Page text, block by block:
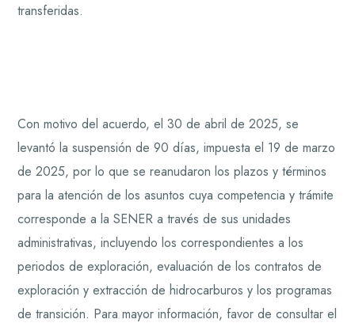
transferidas.
Con motivo del acuerdo, el 30 de abril de 2025, se
levantó la suspensión de 90 días, impuesta el 19 de marzo
de 2025, por lo que se reanudaron los plazos y términos
para la atención de los asuntos cuya competencia y trámite
corresponde a la SENER a través de sus unidades
administrativas, incluyendo los correspondientes a los
periodos de exploración, evaluación de los contratos de
exploración y extracción de hidrocarburos y los programas
de transición. Para mayor información, favor de consultar el